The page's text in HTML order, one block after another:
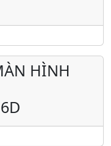
HÌNH